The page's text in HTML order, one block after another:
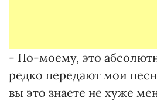
- По-моему, это
редко передают мои
вы это знаете не хуже